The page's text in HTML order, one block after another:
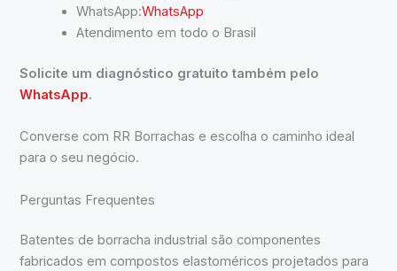
WhatsApp:WhatsApp
Atendimento em todo o Brasil
Solicite um diagnóstico gratuito também pelo
WhatsApp.
Converse com RR Borrachas e escolha o caminho ideal
para o seu negócio.
Perguntas Frequentes
Batentes de borracha industrial são componentes
fabricados em compostos elastoméricos projetados para